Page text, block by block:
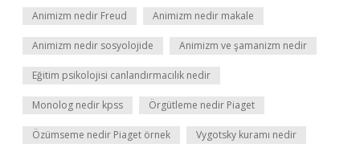
Animizm nedir Freud Animizm nedir makale
Animizm nedir sosyolojide Animizm ve şamanizm nedir
Eğitim psikolojisi canlandırmacılık nedir
Monolog nedir kpss Örgütleme nedir Piaget
Özümseme nedir Piaget örnek Vygotsky kuramı nedir